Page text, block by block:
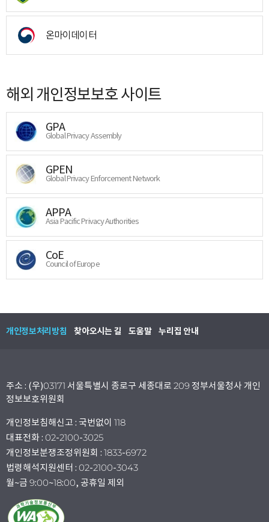
온마이데이터
해외 개인정보보호 사이트
GPA
Global Privacy Assembly
GPEN
Global Privacy Enforcement Network
APPA
Asia Pacific Privacy Authorities
CoE
Council of Europe
개인정보처리방침 찾아오시는 길 도움말 누리집 안내
주소 : (우)03171 서울특별시 종로구 세종대로 209 정부서울청사 개인
정보보호위원회
개인정보침해신고 : 국번없이 118
대표전화 : 02-2100-3025
개인정보분쟁조정위원회 : 1833-6972
법령해석지원센터 : 02-2100-3043
월~금 9:00~18:00, 공휴일 제외